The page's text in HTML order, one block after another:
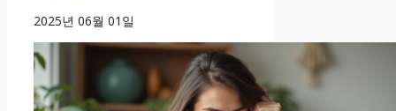
2025년 06월 01일